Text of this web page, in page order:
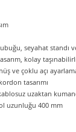
seyahat
kolay
ve çoklu açı
tasarımı
uzaktan
uzunluğu 400 mm